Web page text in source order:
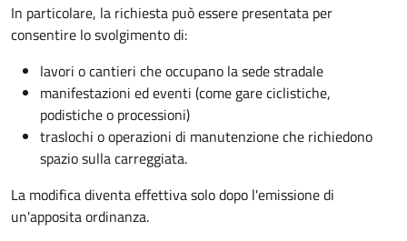
In particolare, la richiesta può essere presentata per
consentire lo svolgimento di:
lavori o cantieri che occupano la sede stradale
manifestazioni ed eventi (come gare ciclistiche,
podistiche o processioni)
traslochi o operazioni di manutenzione che richiedono
spazio sulla carreggiata.
La modifica diventa effettiva solo dopo l'emissione di
un'apposita ordinanza.